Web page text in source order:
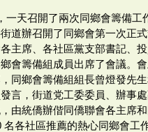
一天召開了兩次同鄉會籌備工
道辦召開了同鄉會第一次正
主席、各社區黨支部書記、
會籌備組成員出席了會議。會
同鄉會籌備組組長曾燈發先
言，街道党工委委員、辦事處
由統僑辦偕同僑聯會各主席
各社區推薦的熱心同鄉會工